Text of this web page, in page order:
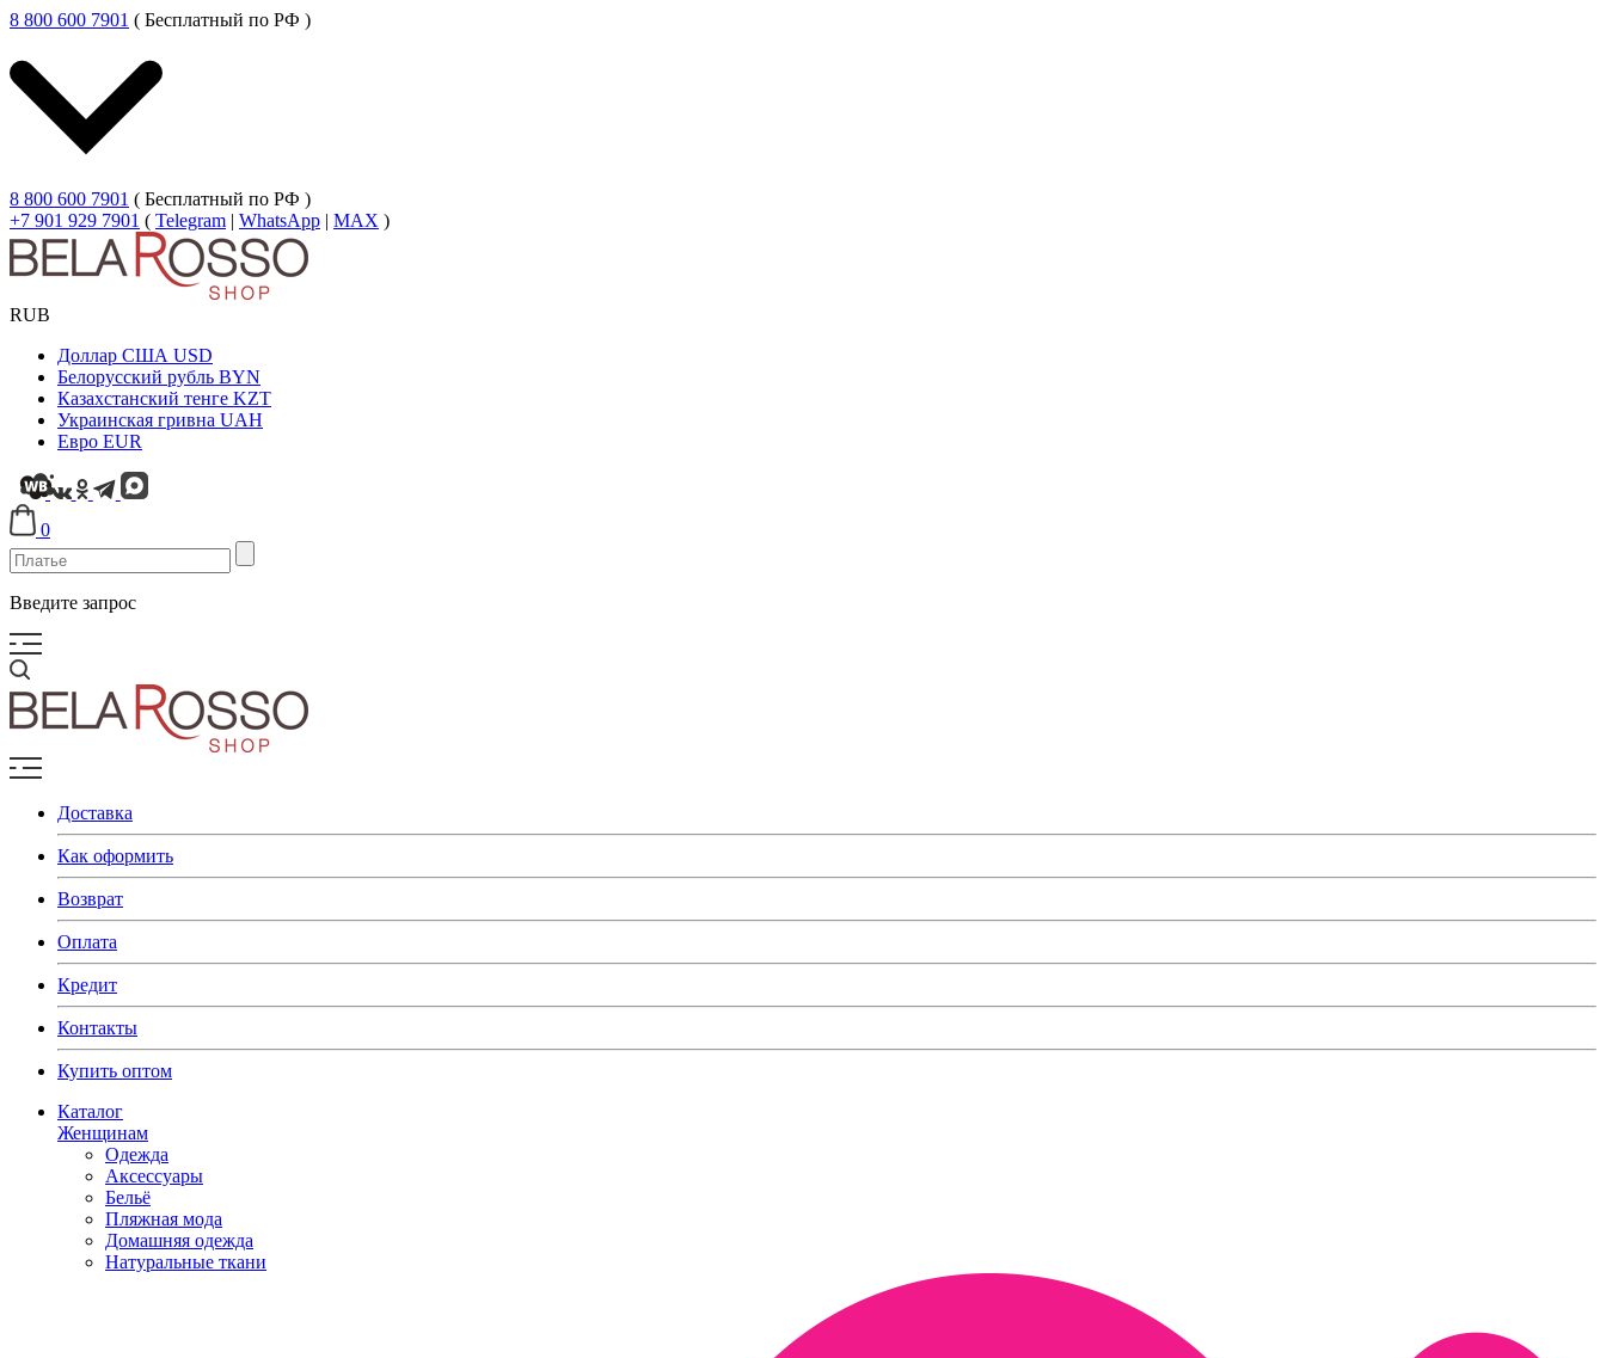
8 800 600 7901 ( Бесплатный по РФ )
8 800 600 7901 ( Бесплатный по РФ )
+7 901 929 7901 ( Telegram | WhatsApp | MAX )
RUB
Доллар США USD
Белорусский рубль BYN
Казахстанский тенге KZT
Украинская гривна UAH
Евро EUR
0
Введите запрос
Доставка
Как оформить
Возврат
Оплата
Кредит
Контакты
Купить оптом
Каталог
Женщинам
Одежда
Аксессуары
Бельё
Пляжная мода
Домашняя одежда
Натуральные ткани